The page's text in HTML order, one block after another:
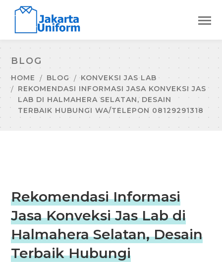
BLOG
HOME BLOG
KONVEKSI JAS LAB
REKOMENDASI INFORMASI JASA KONVEKSI JAS
LAB DI HALMAHERA SELATAN, DESAIN
TERBAIK HUBUNGI WA/TELEPON 08129291318
Rekomendasi Informasi
Jasa Konveksi Jas Lab di
Halmahera Selatan, Desain
Terbaik Hubungi